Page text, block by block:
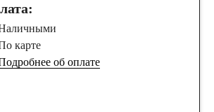
карте
об оплате